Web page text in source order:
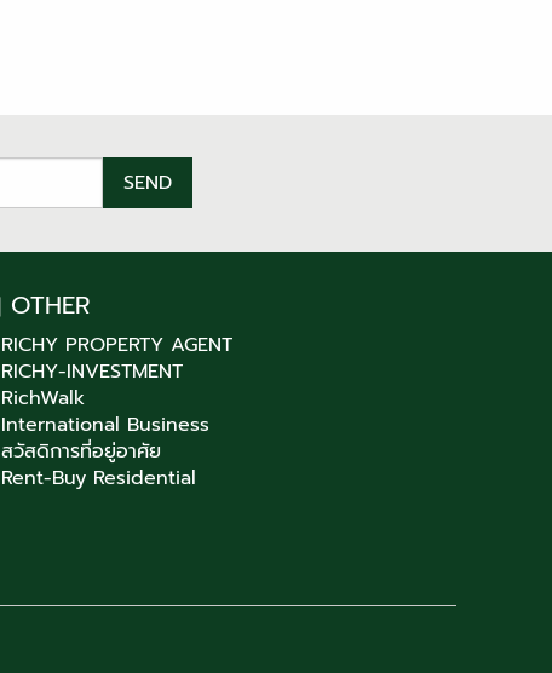
OTHER
RICHY PROPERTY AGENT
RICHY-INVESTMENT
RichWalk
International Business
สวัสดิการที่อยู่อาศัย
Rent-Buy Residential